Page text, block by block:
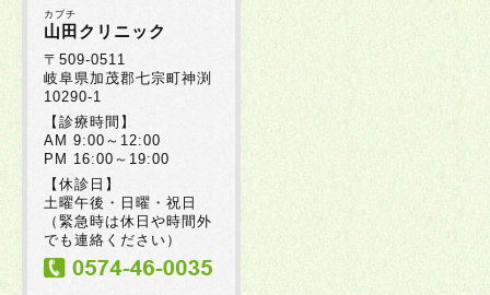
カブチ
山田クリニック
〒509-0511
岐阜県加茂郡七宗町神渕
10290-1
【診療時間】
AM 9:00～12:00
PM 16:00～19:00
【休診日】
土曜午後・日曜・祝日
（緊急時は休日や時間外
でも連絡ください）